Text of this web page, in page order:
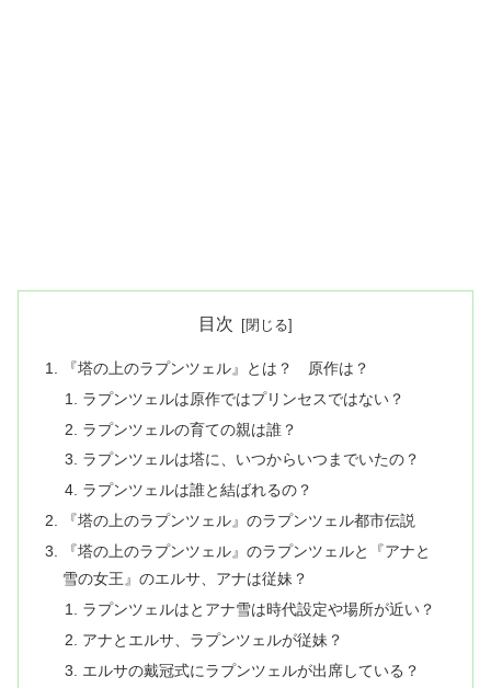
目次
『塔の上のラプンツェル』とは？ 原作は？
ラプンツェルは原作ではプリンセスではない？
ラプンツェルの育ての親は誰？
ラプンツェルは塔に、いつからいつまでいたの？
ラプンツェルは誰と結ばれるの？
『塔の上のラプンツェル』のラプンツェル都市伝説
『塔の上のラプンツェル』のラプンツェルと『アナと
雪の女王』のエルサ、アナは従妹？
ラプンツェルはとアナ雪は時代設定や場所が近い？
アナとエルサ、ラプンツェルが従妹？
エルサの戴冠式にラプンツェルが出席している？